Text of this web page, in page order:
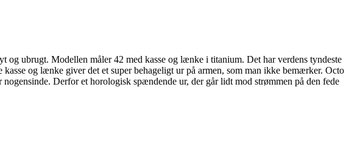
ubrugt. Modellen måler 42 med kasse og lænke i titanium. Det har verdens tyndeste
og lænke giver det et super behageligt ur på armen, som man ikke bemærker. Octo
Derfor et horologisk spændende ur, der går lidt mod strømmen på den fede